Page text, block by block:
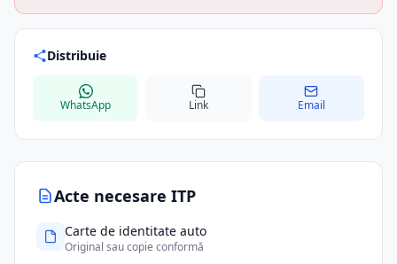
Acte necesare ITP
Carte de identitate auto
Original sau copie conformă
Distribuie
WhatsApp Link Email